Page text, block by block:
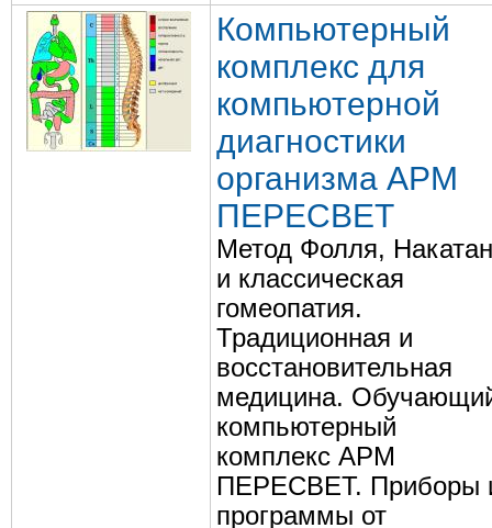
Компьютерный
комплекс для
компьютерной
диагностики
организма АРМ
ПЕРЕСВЕТ
Метод Фолля,
и классическая
гомеопатия.
Традиционная и
восстановительная
медицина.
компьютерный
комплекс АРМ
ПЕРЕСВЕТ. Приборы
программы от